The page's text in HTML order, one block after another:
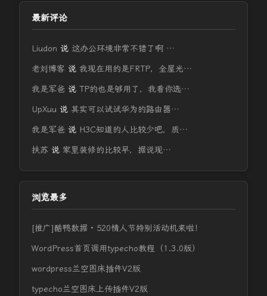
最新评论
Liudon 说 这办公环境非常不错了啊 …
老刘博客 说 我现在用的是FRTP，全屋光…
我是军爸 说 TP的也是够用了，我看你选…
UpXuu 说 其实可以试试华为的路由器…
我是军爸 说 H3C知道的人比较少吧，质…
扶苏 说 家里装修的比较早，据说现…
浏览最多
[推广]酷鸭数据 · 520情人节特别活动机来啦！
WordPress首页调用typecho教程（1.3.0版）
wordpress兰空图床插件V2版
typecho兰空图床上传插件V2版